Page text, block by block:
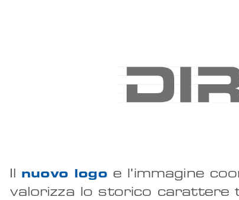
Il nuovo logo e l'immagine
valorizza lo storico carattere